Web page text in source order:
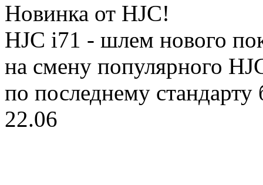
Новинка от HJC!
HJC i71 - шлем нового
на смену популярного
по последнему стандарту
22.06